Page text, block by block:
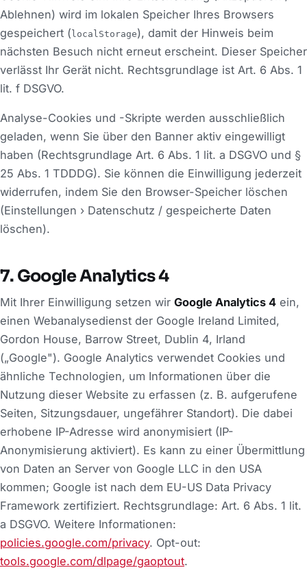
Ablehnen) wird im lokalen Speicher Ihres Browsers
gespeichert ( localStorage), damit der Hinweis beim
nächsten Besuch nicht erneut erscheint. Dieser Speicher
verlässt Ihr Gerät nicht. Rechtsgrundlage ist Art. 6 Abs. 1
lit. f DSGVO.
Analyse-Cookies und -Skripte werden ausschließlich
geladen, wenn Sie über den Banner aktiv eingewilligt
haben (Rechtsgrundlage Art. 6 Abs. 1 lit. a DSGVO und §
25 Abs. 1 TDDDG). Sie können die Einwilligung jederzeit
widerrufen, indem Sie den Browser-Speicher löschen
(Einstellungen › Datenschutz / gespeicherte Daten
löschen).
7. Google Analytics 4
Mit Ihrer Einwilligung setzen wir Google Analytics 4 ein,
einen Webanalysedienst der Google Ireland Limited,
Gordon House, Barrow Street, Dublin 4, Irland
(„Google"). Google Analytics verwendet Cookies und
ähnliche Technologien, um Informationen über die
Nutzung dieser Website zu erfassen (z. B. aufgerufene
Seiten, Sitzungsdauer, ungefährer Standort). Die dabei
erhobene IP-Adresse wird anonymisiert (IP-
Anonymisierung aktiviert). Es kann zu einer Übermittlung
von Daten an Server von Google LLC in den USA
kommen; Google ist nach dem EU-US Data Privacy
Framework zertifiziert. Rechtsgrundlage: Art. 6 Abs. 1 lit.
a DSGVO. Weitere Informationen:
policies.google.com/privacy. Opt-out:
tools.google.com/dlpage/gaoptout.